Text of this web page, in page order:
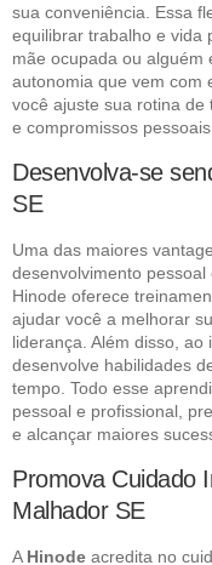
sua conveniência. Essa
equilibrar trabalho e vida
mãe ocupada ou alguém
autonomia que vem com
você ajuste sua rotina
e compromissos pessoais.
Desenvolva-se
SE
Uma das maiores
desenvolvimento
Hinode oferece
ajudar você a melhorar
liderança. Além disso,
desenvolve habilidades
tempo. Todo esse
pessoal e profissional,
e alcançar maiores
Promova Cuidado
Malhador SE
A Hinode acredita no